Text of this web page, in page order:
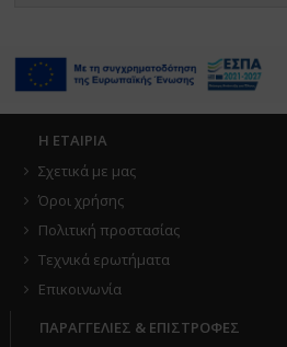
Η ΕΤΑΙΡΙΑ
Σχετικά με μας
Όροι χρήσης
Πολιτική προστασίας
Τεχνικά ερωτήματα
Επικοινωνία
ΠΑΡΑΓΓΕΛΙΕΣ & ΕΠΙΣΤΡΟΦΕΣ